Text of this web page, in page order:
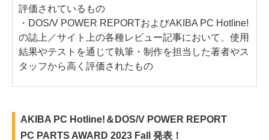
評価されているもの
・DOS/V POWER REPORTおよびAKIBA PC Hotline!
の誌上／サイト上の各種レビュー記事において、使用
結果やテストを通じて執筆・制作を担当した著者やス
タッフから高く評価されたもの
AKIBA PC Hotline!＆DOS/V POWER REPORT
PC PARTS AWARD 2023 Fall 発表！